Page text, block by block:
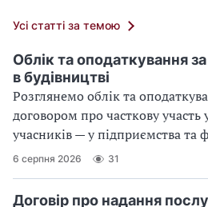
Усі статті за темою
Облік та оподаткування
в будівництві
Розглянемо облік та
договором про часткову участь
учасників — у підприємства та
6 серпня 2026 31
Договір про надання